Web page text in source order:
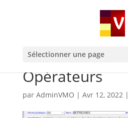
Sélectionner une page
Opérateurs
par AdminVMO | Avr 12, 2022|